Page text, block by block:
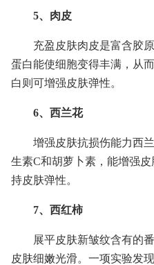
5、肉皮
充盈皮肤肉皮是富含胶
蛋白能使细胞变得丰满，从
白则可增强皮肤弹性。
6、西兰花
增强皮肤抗损伤能力西
生素C和胡萝卜素，能增强
持皮肤弹性。
7、西红柿
展平皮肤新皱纹含有的
皮肤细嫩光滑。一项实验发